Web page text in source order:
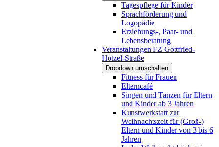
Tagespflege für Kinder
Sprachförderung und
Logopädie
Erziehungs-, Paar- und
Lebensberatung
Veranstaltungen FZ Gottfried-
Hötzel-Straße
Dropdown umschalten
Fitness für Frauen
Elterncafé
Singen und Tanzen für Eltern
und Kinder ab 3 Jahren
Kunstwerkstatt zur
Weihnachtszeit für (Groß-)
Eltern und Kinder von 3 bis 6
Jahren